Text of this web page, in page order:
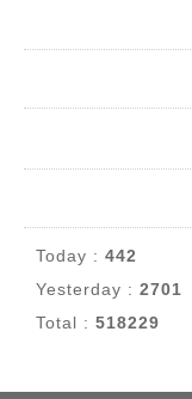
Today : 442
Yesterday : 2701
Total : 518229